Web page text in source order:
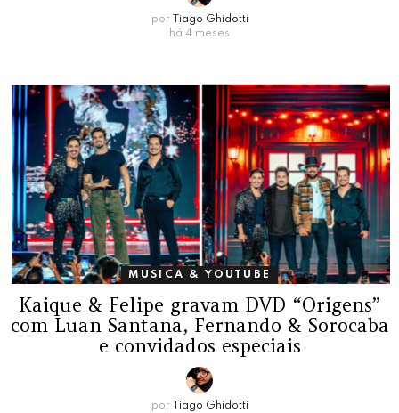
por
Tiago Ghidotti
há 4 meses
MUSICA & YOUTUBE
Kaique & Felipe gravam DVD “Origens”
com Luan Santana, Fernando & Sorocaba
e convidados especiais
por
Tiago Ghidotti